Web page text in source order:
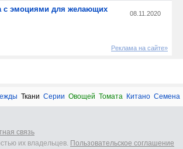
с эмоциями для желающих
08.11.2020
Реклама на сайте»
Ткани Серии Овощей Томата Китано Семена
связь
их владельцев. Пользовательское соглашение